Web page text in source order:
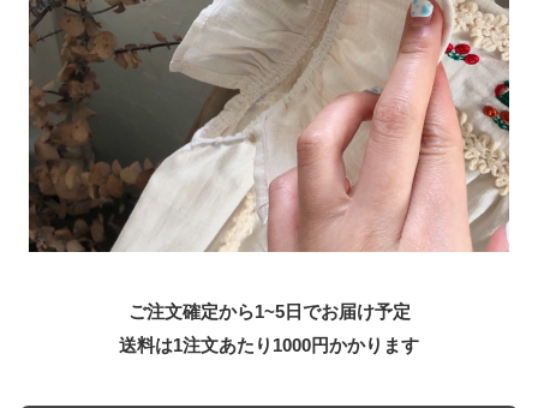
ご注文確定から1~5日でお届け予定
送料は1注文あたり 1000円かかります